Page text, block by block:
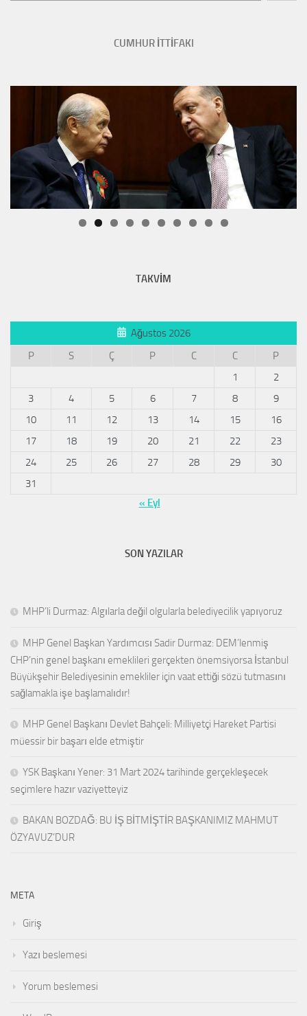
CUMHUR İTTİFAKI
TAKVİM
Ağustos 2026
P
S Ç P C C
P
1
2
3
4 5 6 7 8
9
10
11 12 13 14 15
16
17
18 19 20 21 22
23
24
25 26 27 28 29
30
31
« Eyl
SON YAZILAR
MHP’li Durmaz: Algılarla değil olgularla belediyecilik yapıyoruz
MHP Genel Başkan Yardımcısı Sadir Durmaz: DEM’lenmiş
CHP’nin genel başkanı emeklileri gerçekten önemsiyorsa İstanbul
Büyükşehir Belediyesinin emekliler için vaat ettiği sözü tutmasını
sağlamakla işe başlamalıdır!
MHP Genel Başkanı Devlet Bahçeli: Milliyetçi Hareket Partisi
müessir bir başarı elde etmiştir
YSK Başkanı Yener: 31 Mart 2024 tarihinde gerçekleşecek
seçimlere hazır vaziyetteyiz
BAKAN BOZDAĞ: BU İŞ BİTMİŞTİR BAŞKANIMIZ MAHMUT
ÖZYAVUZ’DUR
META
Giriş
Yazı beslemesi
Yorum beslemesi